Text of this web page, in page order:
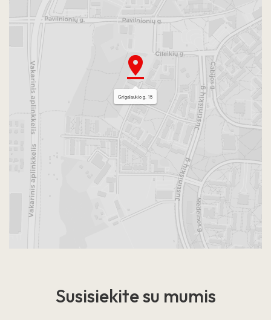
Grigalaukio g. 15
Susisiekitesu mumis